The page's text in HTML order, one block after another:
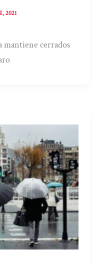
2021
mantiene cerrados